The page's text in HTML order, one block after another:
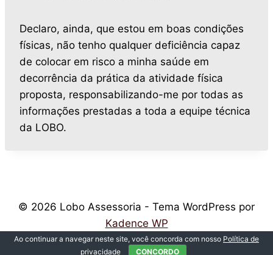
Declaro, ainda, que estou em boas condições
físicas, não tenho qualquer deficiência capaz
de colocar em risco a minha saúde em
decorrência da prática da atividade física
proposta, responsabilizando-me por todas as
informações prestadas a toda a equipe técnica
da LOBO.
© 2026 Lobo Assessoria - Tema WordPress por
Kadence WP
Ao continuar a navegar neste site, você concorda com nosso Política de
privacidade
CONCORDO